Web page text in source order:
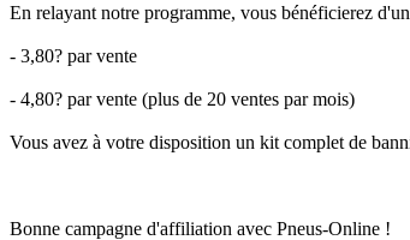
En relayant notre programme, vous bénéficierez
- 3,80? par vente
- 4,80? par vente (plus de 20 ventes par mois)
Vous avez à votre disposition un kit complet de
Bonne campagne d'affiliation avec Pneus-Online !